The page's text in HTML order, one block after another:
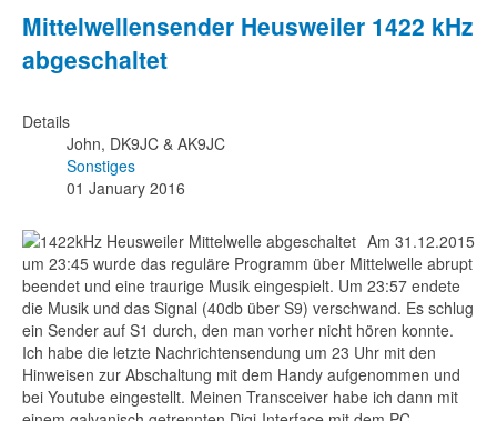
Mittelwellensender Heusweiler 1422 kHz
abgeschaltet
Details
John, DK9JC & AK9JC
Sonstiges
01 January 2016
Am 31.12.2015
um 23:45 wurde das reguläre Programm über Mittelwelle abrupt
beendet und eine traurige Musik eingespielt. Um 23:57 endete
die Musik und das Signal (40db über S9) verschwand. Es schlug
ein Sender auf S1 durch, den man vorher nicht hören konnte.
Ich habe die letzte Nachrichtensendung um 23 Uhr mit den
Hinweisen zur Abschaltung mit dem Handy aufgenommen und
bei Youtube eingestellt. Meinen Transceiver habe ich dann mit